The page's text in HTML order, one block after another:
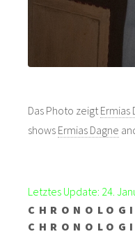
Das Photo zeigt Ermias
shows Ermias Dagne
Letztes Update: 24.